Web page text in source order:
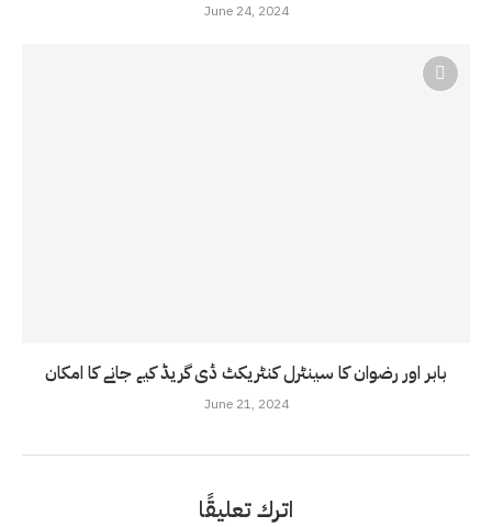
June 24, 2024
بابر اور رضوان کا سینٹرل کنٹریکٹ ڈی گریڈ کیے جانے کا امکان
June 21, 2024
اترك تعليقًا